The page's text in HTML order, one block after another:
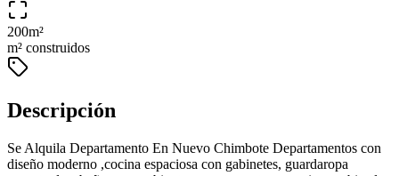
200m²
m² construidos
Descripción
Se Alquila Departamento En Nuevo Chimbote Departamentos con
diseño moderno ,cocina espaciosa con gabinetes, guardaropa